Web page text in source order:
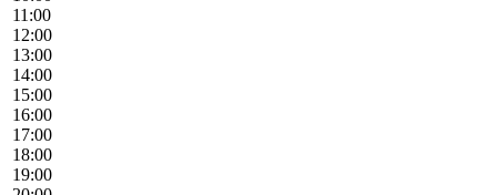
11:00
12:00
13:00
14:00
15:00
16:00
17:00
18:00
19:00